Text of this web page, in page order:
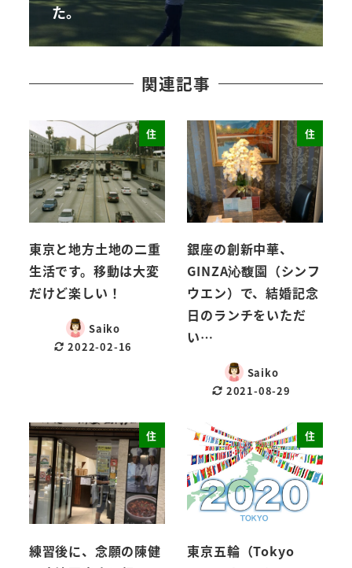
た。
関連記事
住
東京と地方土地の二重
生活です。移動は大変
だけど楽しい！
Saiko
2022-02-16
住
銀座の創新中華、
GINZA沁馥園（シンフ
ウエン）で、結婚記念
日のランチをいただ
い…
Saiko
2021-08-29
住
練習後に、念願の陳健
住
東京五輪（Tokyo